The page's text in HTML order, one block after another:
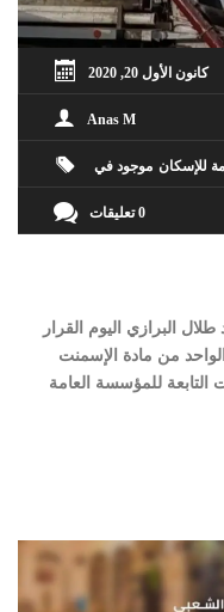
كانون الأول 20, 2020
Anas M
موجود في للإسكان
0 تعليقات
البرازي اليوم القرار
الواحد من مادة الإسمنت
التابعة للمؤسسة العامة